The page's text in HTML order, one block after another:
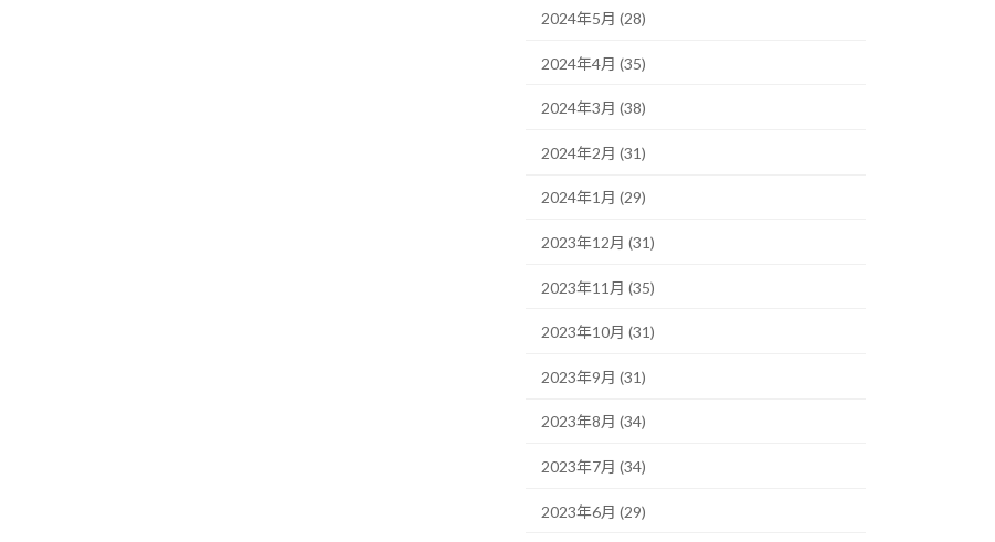
2024年5月 (28)
2024年4月 (35)
2024年3月 (38)
2024年2月 (31)
2024年1月 (29)
2023年12月 (31)
2023年11月 (35)
2023年10月 (31)
2023年9月 (31)
2023年8月 (34)
2023年7月 (34)
2023年6月 (29)